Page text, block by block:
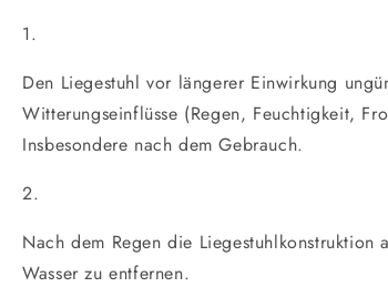
Den Liegestuhl vor längerer Einwirkung
Witterungseinflüsse (Regen, Feuchtigkeit,
Insbesondere nach dem Gebrauch.
Nach dem Regen die Liegestuhlkonstruktion
Wasser zu entfernen.